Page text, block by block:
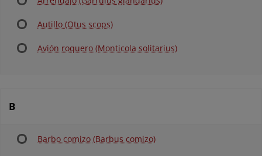
Autillo (Otus scops)
Avión roquero (Monticola solitarius)
B
Barbo comizo (Barbus comizo)